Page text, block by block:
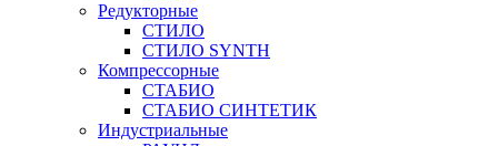
Редукторные
СТИЛО
СТИЛО SYNTH
Компрессорные
СТАБИО
СТАБИО СИНТЕТИК
Индустриальные